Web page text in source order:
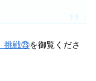
挑戦㉓を御覧くださ